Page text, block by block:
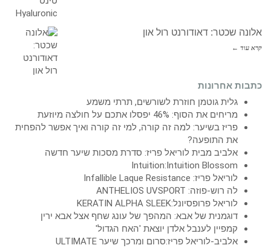
אלונה שכטר: דאודורנט רול און
קרא עוד ←
כתבות אחרונות
גלית גוטמן חוזרת לשורשים, תרתי משמע
מריחים את הסוף: 46% יפסלו אתכם על חולצה מיוזעת
פריז בשיער: למה זה קורה, למי זה קורה ואיך אפשר להפחית
את התופעה?
אלביב מבית לוריאל פריז: סדרת מסכות שיער חדשה
Intuition:Intuition Blossom
לוריאל פריז: Infallible Laque Resistance
לה רוש-פוזה: ANTHELIOS UVSPORT
לוריאל פרופסיונל:KERATIN ALPHA SLEEK
דוגמנית של אבא: המהפך של עונג שחף אצל אבא ירין
קמפיין לענבל אלדן יוצאת 'האח הגדול'
אלביב-לוריאל פריז:סרום ומרכך שיער ULTIMATE